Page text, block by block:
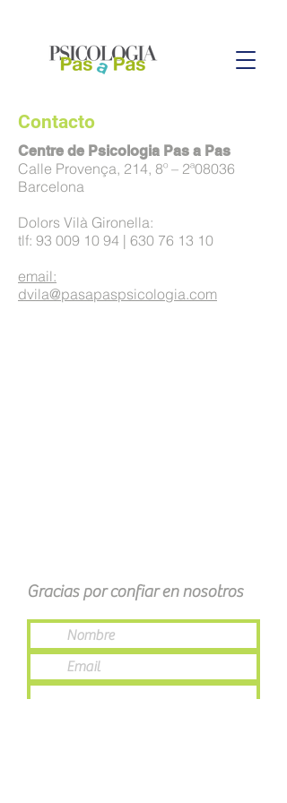
Contacto
Centre de Psicologia Pas a Pas
Calle Provença, 214, 8º – 2ª08036
Barcelona
Dolors Vilà Gironella:
tlf: 93 009 10 94 | 630 76 13 10
email:
dvila@pasapaspsicologia.com
Gracias por confiar en nosotros